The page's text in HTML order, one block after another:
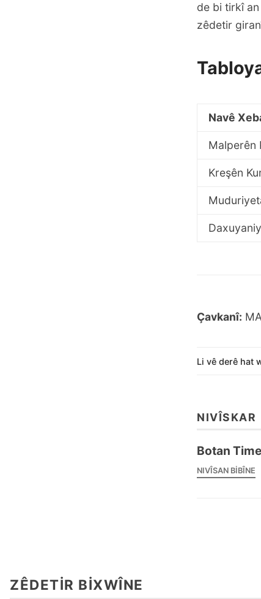
de bi tirkî
zêdetir
Navê
Malperên
Kreşên
Çavkanî:
Li vê derê hat
NIVÎSKAR
Botan
NIVÎSAN BIBÎNE
ZÊDETIR BIXWÎNE